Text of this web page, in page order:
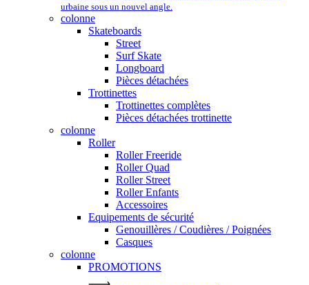
urbaine sous un nouvel angle.
colonne
Skateboards
Street
Surf Skate
Longboard
Pièces détachées
Trottinettes
Trottinettes complètes
Pièces détachées trottinette
colonne
Roller
Roller Freeride
Roller Quad
Roller Street
Roller Enfants
Accessoires
Equipements de sécurité
Genouillères / Coudières / Poignées
Casques
colonne
PROMOTIONS